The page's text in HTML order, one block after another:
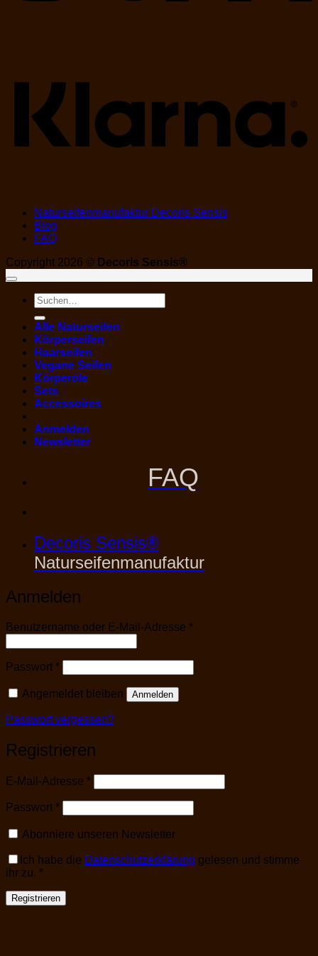
Naturseifenmanufaktur Decoris Sensis
Blog
FAQ
Copyright 2026 © Decoris Sensis®
Suchen
nach:
Alle Naturseifen
Körperseifen
Haarseifen
Vegane Seifen
Körperöle
Sets
Accessoires
Anmelden
Newsletter
FAQ
Decoris Sensis®
Naturseifenmanufaktur
Anmelden
Benutzername oder E-Mail-Adresse *Erforderlich
Passwort *Erforderlich
Angemeldet bleiben Anmelden
Passwort vergessen?
Registrieren
E-Mail-Adresse *Erforderlich
Passwort *Erforderlich
Abonniere unseren Newsletter
Ich habe die Datenschutzerklärung gelesen und stimme
ihr zu. *
Registrieren